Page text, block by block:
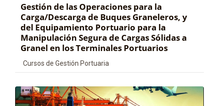
Gestión de las Operaciones para la
Carga/Descarga de Buques Graneleros, y
del Equipamiento Portuario para la
Manipulación Segura de Cargas Sólidas a
Granel en los Terminales Portuarios
Categoría de cursos
Cursos de Gestión Portuaria